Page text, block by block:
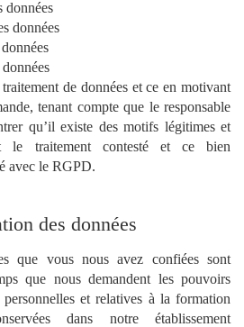
données
données
de données et ce en motivant
tenant compte que le responsable
qu’il existe des motifs légitimes et
le traitement contesté et ce bien
avec le RGPD.
des données
que vous nous avez confiées sont
que nous demandent les pouvoirs
et relatives à la formation
dans notre établissement